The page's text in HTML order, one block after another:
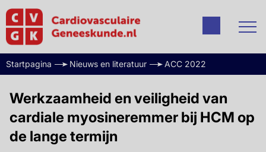
Startpagina Nieuws en literatuur ACC 2022
Werkzaamheid en veiligheid van
cardiale myosineremmer bij HCM op
de lange termijn